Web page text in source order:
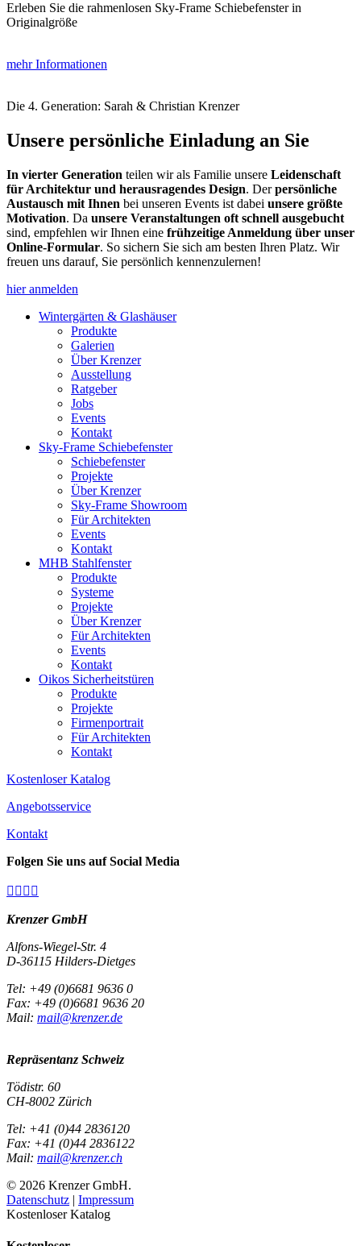
Erleben Sie die rahmenlosen Sky-Frame Schiebefenster in
Originalgröße
mehr Informationen
Die 4. Generation: Sarah & Christian Krenzer
Unsere persönliche Einladung an Sie
In vierter Generation teilen wir als Familie unsere Leidenschaft
für Architektur und herausragendes Design. Derpersönliche
Austausch mit Ihnen bei unseren Events ist dabei unsere größte
Motivation. Da unsere Veranstaltungen oft schnell ausgebucht
sind, empfehlen wir Ihnen eine frühzeitige Anmeldung über unser
Online-Formular. So sichern Sie sich am besten Ihren Platz. Wir
freuen uns darauf, Sie persönlich kennenzulernen!
hier anmelden
Wintergärten & Glashäuser
Produkte
Galerien
Über Krenzer
Ausstellung
Ratgeber
Jobs
Events
Kontakt
Sky-Frame Schiebefenster
Schiebefenster
Projekte
Über Krenzer
Sky-Frame Showroom
Für Architekten
Events
Kontakt
MHB Stahlfenster
Produkte
Systeme
Projekte
Über Krenzer
Für Architekten
Events
Kontakt
Oikos Sicherheitstüren
Produkte
Projekte
Firmenportrait
Für Architekten
Kontakt
Kostenloser Katalog
Angebotsservice
Kontakt
Folgen Sie uns auf Social Media
   
Krenzer GmbH
Alfons-Wiegel-Str. 4
D-36115 Hilders-Dietges
Tel: +49 (0)6681 9636 0
Fax: +49 (0)6681 9636 20
Mail: mail@krenzer.de
Repräsentanz Schweiz
Tödistr. 60
CH-8002 Zürich
Tel: +41 (0)44 2836120
Fax: +41 (0)44 2836122
Mail: mail@krenzer.ch
© 2026 Krenzer GmbH.
Datenschutz | Impressum
Kostenloser Katalog